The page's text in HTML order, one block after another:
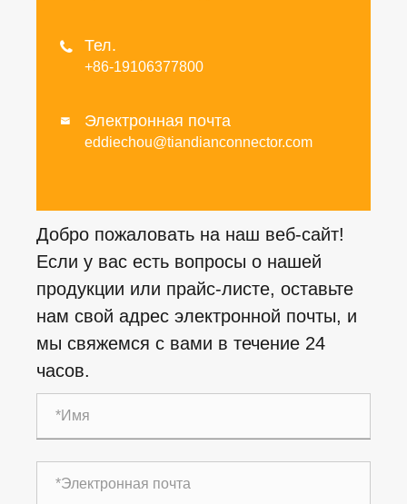
 Тел.
+86-19106377800
 Электронная почта
eddiechou@tiandianconnector.com
Добро пожаловать на наш веб-сайт!
Если у вас есть вопросы о нашей
продукции или прайс-листе, оставьте
нам свой адрес электронной почты, и
мы свяжемся с вами в течение 24
часов.